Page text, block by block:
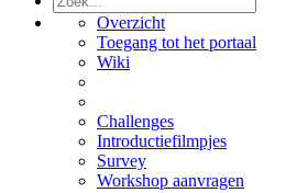
Overzicht
Toegang tot het portaal
Wiki
Challenges
Introductiefilmpjes
Survey
Workshop aanvragen